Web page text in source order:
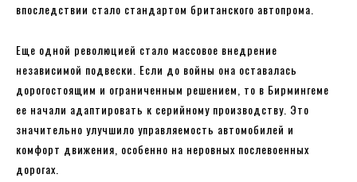
впоследствии стало стандартом британского автопрома.
Еще одной революцией стало массовое внедрение
независимой подвески. Если до войны она оставалась
дорогостоящим и ограниченным решением, то в Бирмингеме
ее начали адаптировать к серийному производству. Это
значительно улучшило управляемость автомобилей и
комфорт движения, особенно на неровных послевоенных
дорогах.